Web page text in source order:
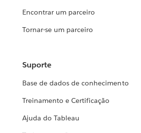
Encontrar um parceiro
Tornar-se um parceiro
Suporte
Base de dados de conhecimento
Treinamento e Certificação
Ajuda do Tableau